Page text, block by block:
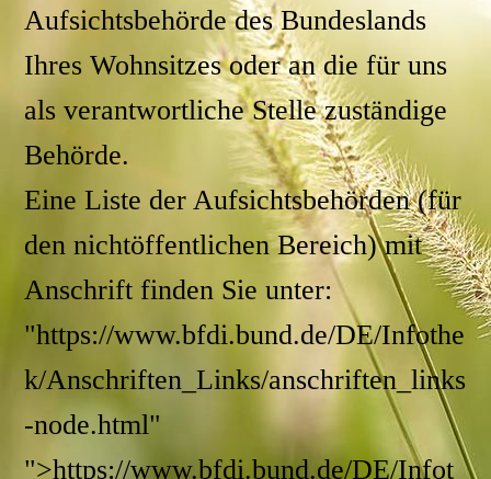
Aufsichtsbehörde des Bundeslands
Ihres Wohnsitzes oder an die für uns
als verantwortliche Stelle zuständige
Behörde.
Eine Liste der Aufsichtsbehörden (für
den nichtöffentlichen Bereich) mit
Anschrift finden Sie unter:
"https://www.bfdi.bund.de/DE/Infothe
k/Anschriften_Links/anschriften_links
-node.html"
">https://www.bfdi.bund.de/DE/Infot